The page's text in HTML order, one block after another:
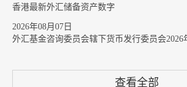
香港最新外汇储备资产数字
2026年08月07日
外汇基金咨询委员会辖下货币发行委员会2026
查看全部